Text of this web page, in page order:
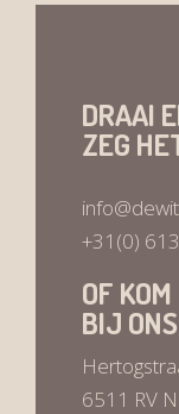
DRAAI
ZEG
+31(0)
OF
BIJ
6511 RV